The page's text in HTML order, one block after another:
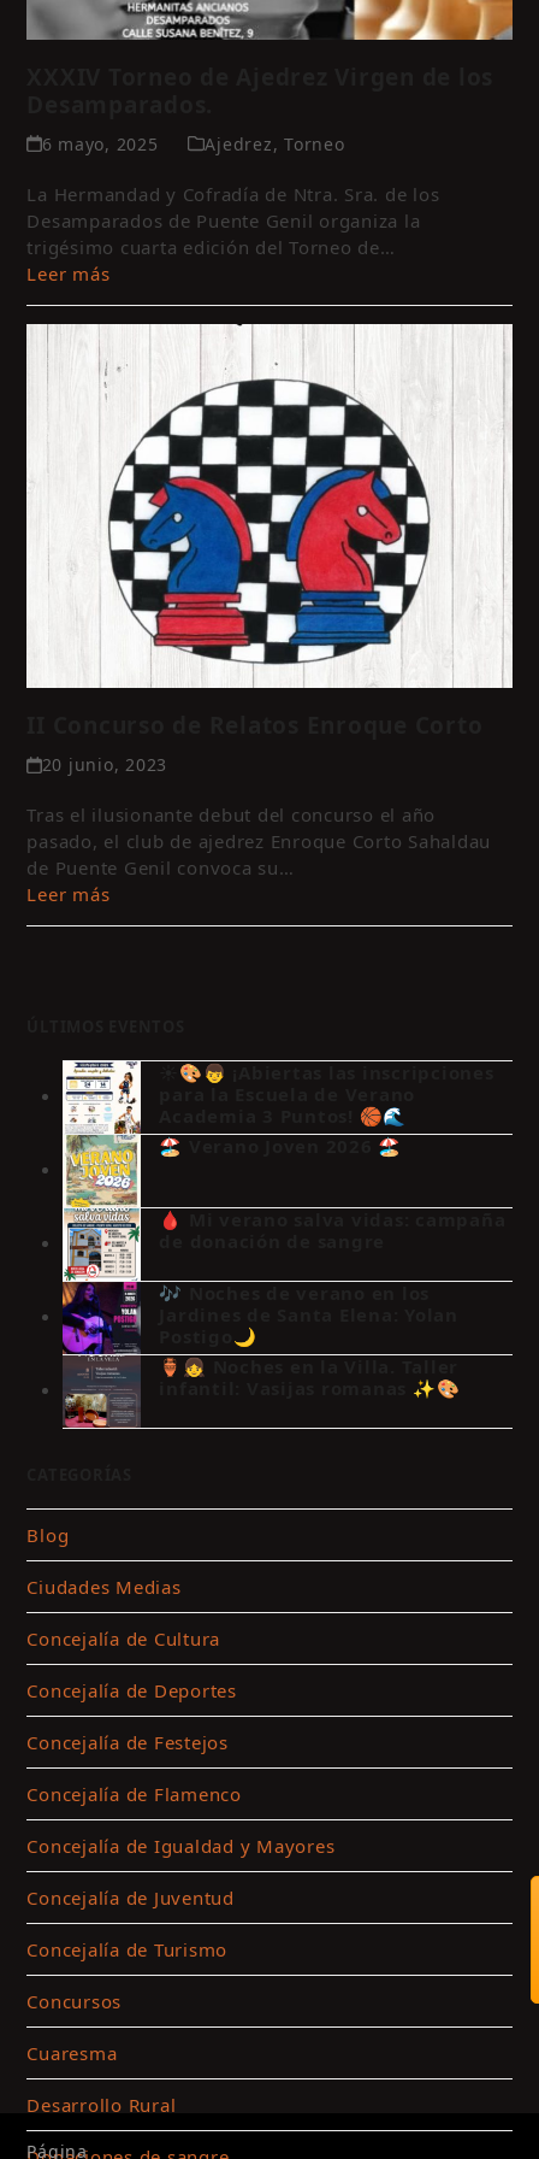
6 mayo, 2025 Ajedrez,Torneo
La Hermandad y Cofradía de Ntra. Sra. de los
Desamparados de Puente Genil organiza la
trigésimo cuarta edición del Torneo de…
Leer más
20 junio, 2023
Tras el ilusionante debut del concurso el año
pasado, el club de ajedrez Enroque Corto Sahaldau
de Puente Genil convoca su…
Leer más
☀️🎨👦 ¡Abiertas las inscripciones
Academia 3 Puntos! 🏀🌊
🏖️ Verano Joven 2026 🏖️
🩸 Mi verano salva vidas: campaña
🎶 Noches de verano en los
Postigo🌙
🏺👧 Noches en la Villa. Taller
infantil: Vasijas romanas ✨🎨
Blog
Ciudades Medias
Concejalía de Cultura
Concejalía de Deportes
Concejalía de Festejos
Concejalía de Flamenco
Concejalía de Igualdad y Mayores
Concejalía de Juventud
Concejalía de Turismo
Concursos
Cuaresma
Desarrollo Rural
Página